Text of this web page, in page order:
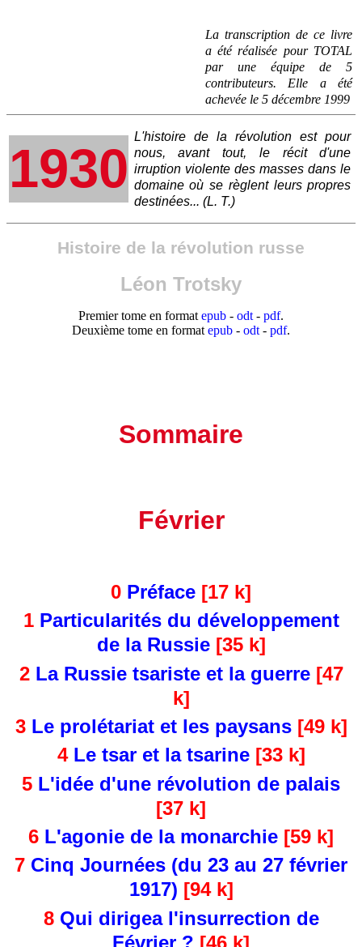
La transcription de ce livre
a été réalisée pour TOTAL
par une équipe de 5
contributeurs. Elle a été
achevée le 5 décembre 1999
1930
L'histoire de la révolution est pour
nous, avant tout, le récit d'une
irruption violente des masses dans le
domaine où se règlent leurs propres
destinées... (L. T.)
Histoire de la révolution russe
Léon Trotsky
Premier tome en format epub - odt - pdf.
Deuxième tome en format epub - odt - pdf.
Sommaire
Février
0 Préface [17 k]
1 Particularités du développement
de la Russie[35 k]
2 La Russie tsariste et la guerre [47
k]
3 Le prolétariat et les paysans [49 k]
4 Le tsar et la tsarine [33 k]
5 L'idée d'une révolution de palais
[37 k]
6 L'agonie de la monarchie [59 k]
7 Cinq Journées (du 23 au 27 février
1917) [94 k]
8 Qui dirigea l'insurrection de
Février ? [46 k]